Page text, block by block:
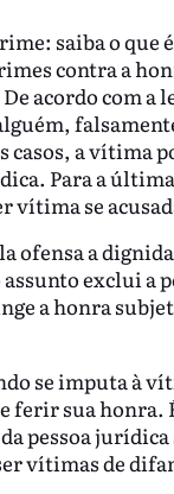
saiba o que
contra a
acordo com a
casos, a vítima
Para a
vítima se
ofensa a
exclui a
a honra
se imputa à
ferir sua honra.
pessoa
vítimas de